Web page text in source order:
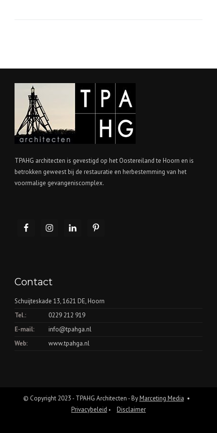
TPAHG architecten is gevestigd op het Oostereiland te Hoorn en is
betrokken geweest bij de restauratie en herbestemming van het
voormalige gevangeniscomplex.
Contact
Schuijteskade 13, 1621 DE, Hoorn
Tel.:
0229 212 919
E-mail:
info@tpahga.nl
Web:
www.tpahga.nl
© Copyright 2023 - TPAHG Architecten - ByMarceting Media •
Privacybeleid • Disclaimer